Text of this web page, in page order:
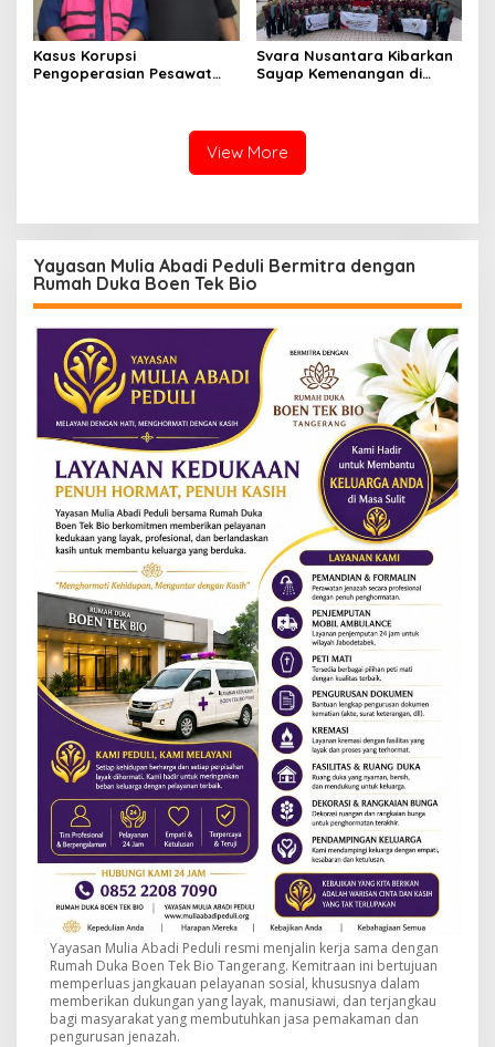
Kasus Korupsi
Pengoperasian Pesawat
Svara Nusantara Kibarkan
Sayap Kemenangan di
View More
Yayasan Mulia Abadi Peduli Bermitra dengan
Rumah Duka Boen Tek Bio
Yayasan Mulia Abadi Peduli resmi menjalin kerja sama dengan
Rumah Duka Boen Tek Bio Tangerang. Kemitraan ini bertujuan
memperluas jangkauan pelayanan sosial, khususnya dalam
memberikan dukungan yang layak, manusiawi, dan terjangkau
bagi masyarakat yang membutuhkan jasa pemakaman dan
pengurusan jenazah.